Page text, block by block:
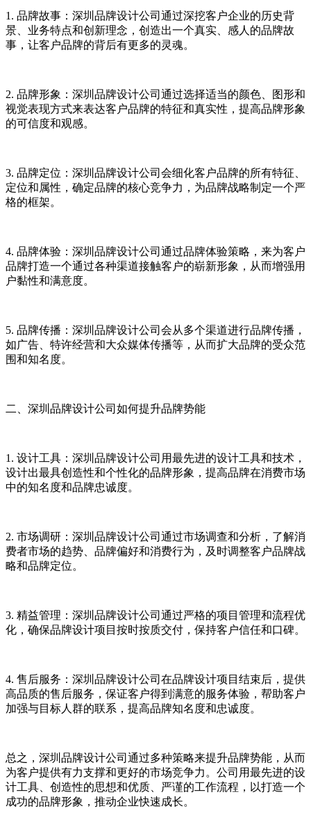
1. 品牌故事：深圳品牌设计公司通过深挖客户企业的历史背
景、业务特点和创新理念，创造出一个真实、感人的品牌故
事，让客户品牌的背后有更多的灵魂。
2. 品牌形象：深圳品牌设计公司通过选择适当的颜色、图形和
视觉表现方式来表达客户品牌的特征和真实性，提高品牌形象
的可信度和观感。
3. 品牌定位：深圳品牌设计公司会细化客户品牌的所有特征、
定位和属性，确定品牌的核心竞争力，为品牌战略制定一个严
格的框架。
4. 品牌体验：深圳品牌设计公司通过品牌体验策略，来为客户
品牌打造一个通过各种渠道接触客户的崭新形象，从而增强用
户黏性和满意度。
5. 品牌传播：深圳品牌设计公司会从多个渠道进行品牌传播，
如广告、特许经营和大众媒体传播等，从而扩大品牌的受众范
围和知名度。
二、深圳品牌设计公司如何提升品牌势能
1. 设计工具：深圳品牌设计公司用最先进的设计工具和技术，
设计出最具创造性和个性化的品牌形象，提高品牌在消费市场
中的知名度和品牌忠诚度。
2. 市场调研：深圳品牌设计公司通过市场调查和分析，了解消
费者市场的趋势、品牌偏好和消费行为，及时调整客户品牌战
略和品牌定位。
3. 精益管理：深圳品牌设计公司通过严格的项目管理和流程优
化，确保品牌设计项目按时按质交付，保持客户信任和口碑。
4. 售后服务：深圳品牌设计公司在品牌设计项目结束后，提供
高品质的售后服务，保证客户得到满意的服务体验，帮助客户
加强与目标人群的联系，提高品牌知名度和忠诚度。
总之，深圳品牌设计公司通过多种策略来提升品牌势能，从而
为客户提供有力支撑和更好的市场竞争力。公司用最先进的设
计工具、创造性的思想和优质、严谨的工作流程，以打造一个
成功的品牌形象，推动企业快速成长。